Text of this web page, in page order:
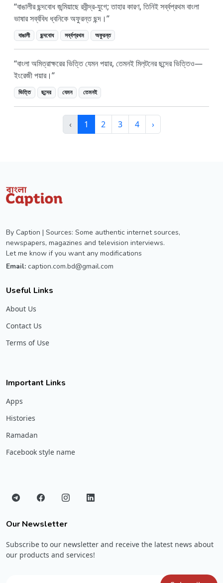
বাঙালীর ছন্দবোধ জন্মিয়াছে রবীন্দ্র-যুগে; তাহার কারণ, তিনিই সর্ব্বপ্রথম বাংলা
ভাষার সর্ব্ববিধ ধ্বনিকে অফুরন্ত ছন্দ।
বাঙালী ছন্দবোধ সর্ব্বপ্রথম অফুরন্ত
বাংলা অমিত্রাক্ষরের ভিত্তি যেমন পয়ার, তেমনই মিল‍্টনের ছন্দের ভিত্তিও—
ইংরেজী পয়ার।
ভিত্তি ছন্দের যেমন তেমনই
‹ 1 2 3 4 ›
By Caption | Sources: Some authentic internet sources,
newspapers, magazines and television interviews.
Let me know if you want any modifications
Email: caption.com.bd@gmail.com
Useful Links
About Us
Contact Us
Terms of Use
Important Links
Apps
Histories
Ramadan
Facebook style name
Our Newsletter
Subscribe to our newsletter and receive the latest news about
our products and services!